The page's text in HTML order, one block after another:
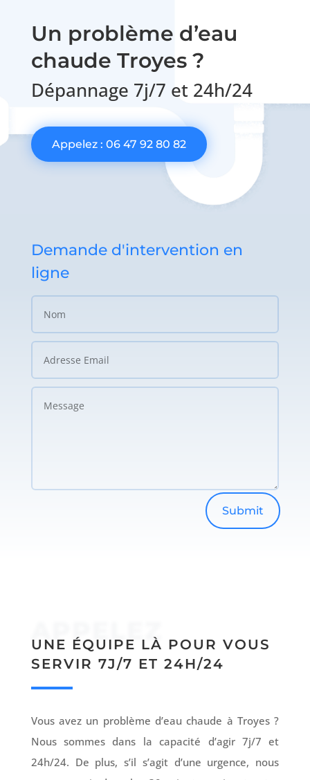
Un problème d’eau
chaude Troyes ?
Dépannage 7j/7 et 24h/24
Appelez : 06 47 92 80 82
Demande d'intervention en
ligne
Submit
APPELEZ
UNE ÉQUIPE LÀ POUR VOUS
SERVIR 7J/7 ET 24H/24
Vous avez un problème d’eau chaude à Troyes ?
Nous sommes dans la capacité d’agir 7j/7 et
24h/24. De plus, s’il s’agit d’une urgence, nous